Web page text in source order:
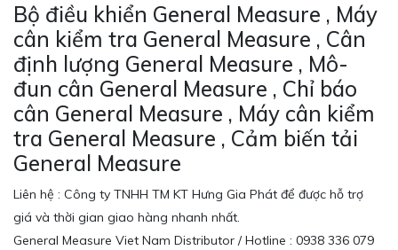
Bộ điều khiển General Measure , Máy
cân kiểm tra General Measure , Cân
định lượng General Measure , Mô-
đun cân General Measure , Chỉ báo
cân General Measure , Máy cân kiểm
tra General Measure , Cảm biến tải
General Measure
Liên hệ : Công ty TNHH TM KT Hưng Gia Phát để được hỗ trợ
giá và thời gian giao hàng nhanh nhất.
General Measure Viet Nam Distributor / Hotline : 0938 336 079